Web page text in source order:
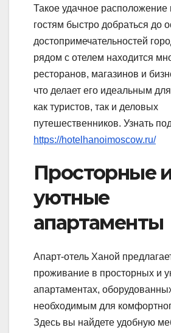
Такое удачное расположение
гостям быстро добраться до
достопримечательностей
рядом с отелем находится
ресторанов, магазинов и
что делает его идеальным
как туристов, так и деловых
путешественников. Узнать
https://hotelhanoimoscow.ru/
Просторные
уютные
апартаменты
Апарт-отель Ханой
проживание в просторных и
апартаментах,
необходимым для
Здесь вы найдете удобную